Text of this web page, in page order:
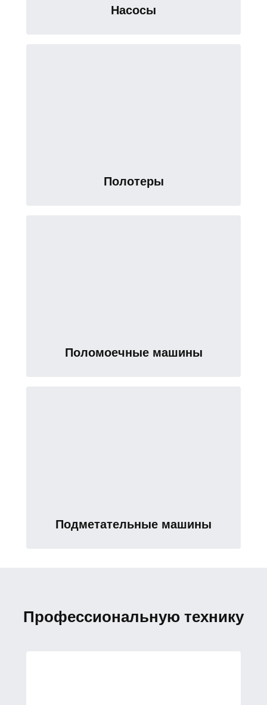
Насосы
Полотеры
Поломоечные машины
Подметательные машины
Профессиональную технику